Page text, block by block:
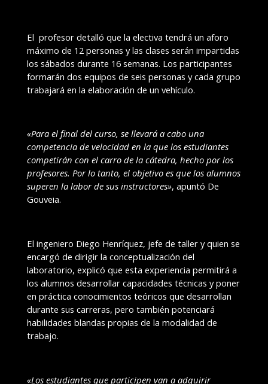
El profesor detalló que la electiva tendrá un aforo
máximo de 12 personas y las clases serán impartidas
los sábados durante 16 semanas. Los participantes
formarán dos equipos de seis personas y cada grupo
trabajará en la elaboración de un vehículo.
«Para el final del curso, se llevará a cabo una
competencia de velocidad en la que los estudiantes
competirán con el carro de la cátedra, hecho por los
profesores. Por lo tanto, el objetivo es que los alumnos
superen la labor de sus instructores», apuntó De
Gouveia.
El ingeniero Diego Henríquez, jefe de taller y quien se
encargó de dirigir la conceptualización del
laboratorio, explicó que esta experiencia permitirá a
los alumnos desarrollar capacidades técnicas y poner
en práctica conocimientos teóricos que desarrollan
durante sus carreras, pero también potenciará
habilidades blandas propias de la modalidad de
trabajo.
«Los estudiantes que participen van a adquirir